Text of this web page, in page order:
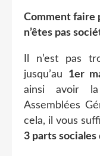
Comment faire
n’êtes pas
Il n’est pas
jusqu’au 1er
ainsi avoir
Assemblées
cela, il vous
3 parts sociales